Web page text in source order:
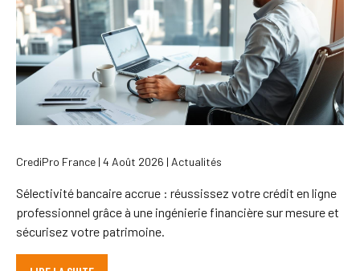
CrediPro France | 4 Août 2026 | Actualités
Sélectivité bancaire accrue : réussissez votre crédit en ligne
professionnel grâce à une ingénierie financière sur mesure et
sécurisez votre patrimoine.